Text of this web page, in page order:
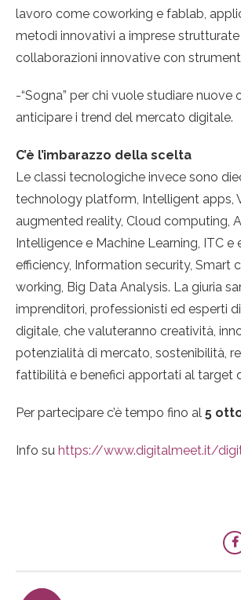
lavoro come coworking e fablab,
metodi innovativi a imprese
collaborazioni innovative con
-“Sogna” per chi vuole studiare nuove
anticipare i trend del mercato digitale.
C’è l’imbarazzo della scelta
Le classi tecnologiche invece sono
technology platform, Intelligent apps,
augmented reality, Cloud computing,
Intelligence e Machine Learning, ITC e
efficiency, Information security, Smart
working, Big Data Analysis. La giuria
imprenditori, professionisti ed esperti
digitale, che valuteranno creatività,
potenzialità di mercato, sostenibilità,
fattibilità e benefici apportati al target
Per partecipare c’è tempo fino al 5
Info su https://www.digitalmeet.it/